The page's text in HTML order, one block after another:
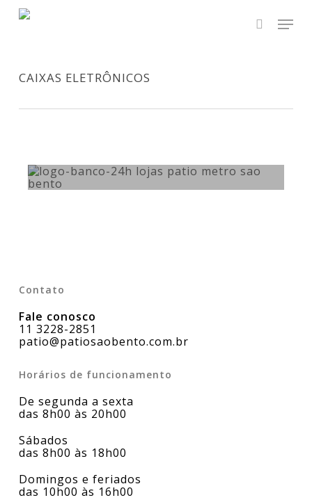
Skip
search
CAIXAS ELETRÔNICOS
Contato
Fale conosco
11 3228-2851
patio@patiosaobento.com.br
Horários de funcionamento
De segunda a sexta
das 8h00 às 20h00
Sábados
das 8h00 às 18h00
Domingos e feriados
das 10h00 às 16h00